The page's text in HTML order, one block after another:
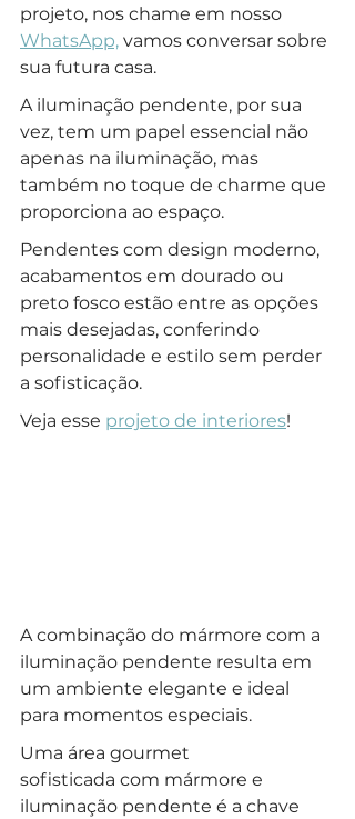
projeto, nos chame em nosso
WhatsApp, vamos conversar sobre
sua futura casa.
A iluminação pendente, por sua
vez, tem um papel essencial não
apenas na iluminação, mas
também no toque de charme que
proporciona ao espaço.
Pendentes com design moderno,
acabamentos em dourado ou
preto fosco estão entre as opções
mais desejadas, conferindo
personalidade e estilo sem perder
a sofisticação.
Veja esse projeto de interiores!
A combinação do mármore com a
iluminação pendente resulta em
um ambiente elegante e ideal
para momentos especiais.
Uma área gourmet
sofisticada com mármore e
iluminação pendente é a chave